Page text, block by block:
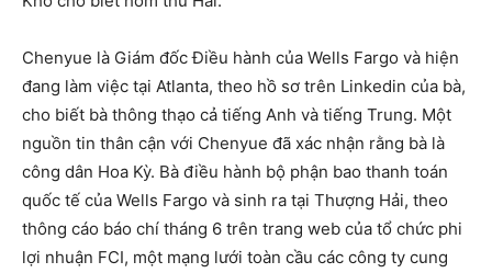
Chenyue là Giám đốc Điều hành của Wells Fargo và hiện
đang làm việc tại Atlanta, theo hồ sơ trên Linkedin của bà,
cho biết bà thông thạo cả tiếng Anh và tiếng Trung. Một
nguồn tin thân cận với Chenyue đã xác nhận rằng bà là
công dân Hoa Kỳ. Bà điều hành bộ phận bao thanh toán
quốc tế của Wells Fargo và sinh ra tại Thượng Hải, theo
thông cáo báo chí tháng 6 trên trang web của tổ chức phi
lợi nhuận FCI, một mạng lưới toàn cầu các công ty cung